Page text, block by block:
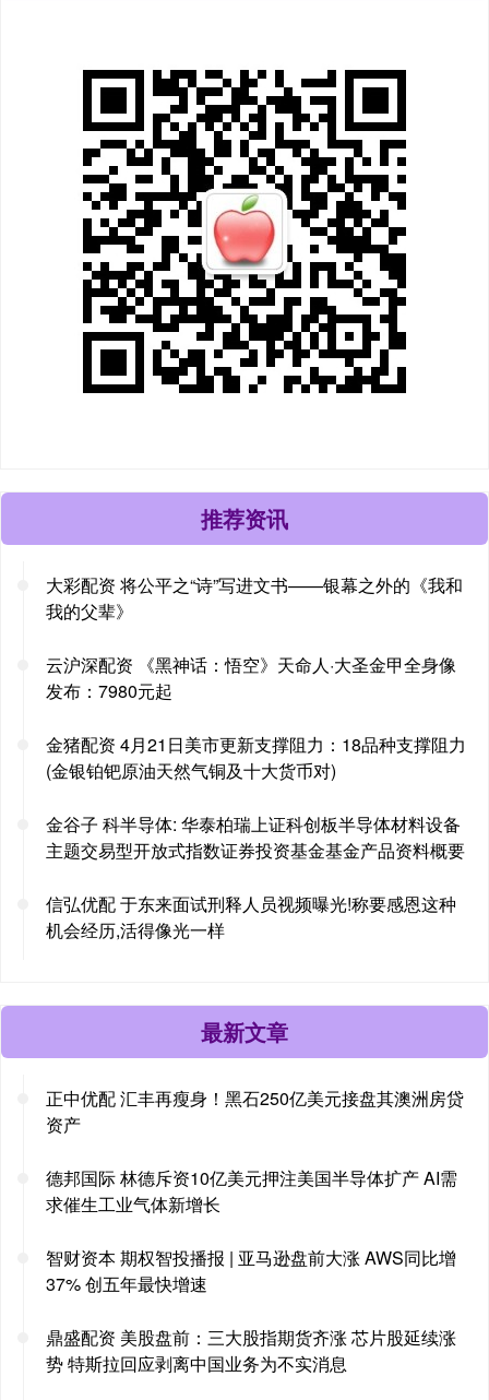
推荐资讯
大彩配资 将公平之“诗”写进文书——银幕之外的《我和
我的父辈》
云沪深配资 《黑神话：悟空》天命人·大圣金甲全身像
发布：7980元起
金猪配资 4月21日美市更新支撑阻力：18品种支撑阻力
(金银铂钯原油天然气铜及十大货币对)
金谷子 科半导体: 华泰柏瑞上证科创板半导体材料设备
主题交易型开放式指数证券投资基金基金产品资料概要
信弘优配 于东来面试刑释人员视频曝光!称要感恩这种
机会经历,活得像光一样
最新文章
正中优配 汇丰再瘦身！黑石250亿美元接盘其澳洲房贷
资产
德邦国际 林德斥资10亿美元押注美国半导体扩产 AI需
求催生工业气体新增长
智财资本 期权智投播报 | 亚马逊盘前大涨 AWS同比增
37% 创五年最快增速
鼎盛配资 美股盘前：三大股指期货齐涨 芯片股延续涨
势 特斯拉回应剥离中国业务为不实消息